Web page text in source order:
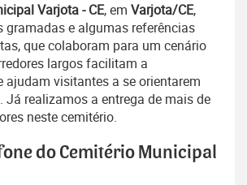
Varjota - CE, em Varjota/CE,
gramadas e algumas referências
que colaboram para um cenário
largos facilitam a
ajudam visitantes a se orientarem
Já realizamos a entrega de mais de
neste cemitério.
do Cemitério Municipal